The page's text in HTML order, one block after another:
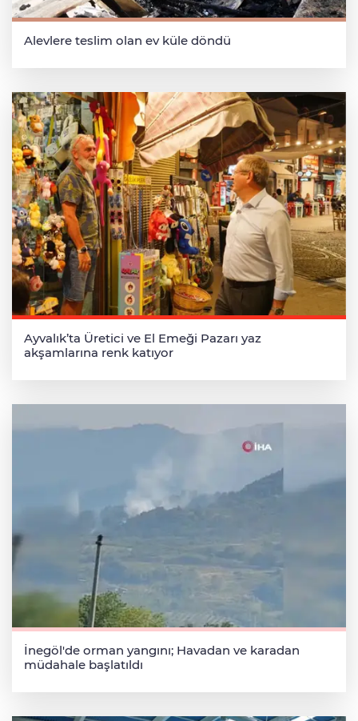
Alevlere teslim olan ev küle döndü
Ayvalık’ta Üretici ve El Emeği Pazarı yaz
akşamlarına renk katıyor
İnegöl'de orman yangını; Havadan ve karadan
müdahale başlatıldı